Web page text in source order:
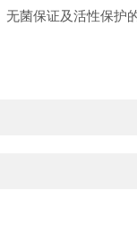
保证及活性保护